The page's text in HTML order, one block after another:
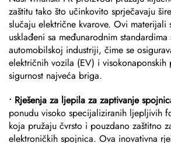
zaštitu tako što učinkovito sprječavaju
slučaju električne kvarove. Ovi materijali
usklađeni sa međunarodnim
automobilskoj industriji, čime se
električnih vozila (EV) i
sigurnost najveća briga.
• Rješenja za ljepila za zaptivanje
ponudu visoko specijaliziranih ljepljivih
koja pružaju čvrsto i pouzdano zaštitno
elektroničkih spojnica. Ova inovativna